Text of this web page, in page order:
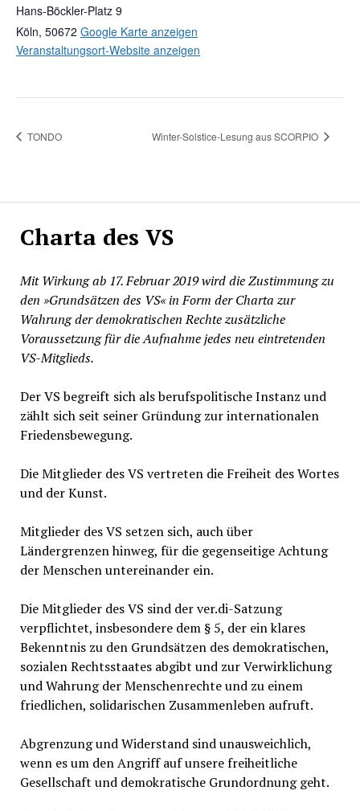
Charta des VS
Mit Wirkung ab 17. Februar 2019 wird die Zustimmung zu
den »Grundsätzen des VS« in Form der Charta zur
Wahrung der demokratischen Rechte zusätzliche
Voraussetzung für die Aufnahme jedes neu eintretenden
VS-Mitglieds.
Der VS begreift sich als berufspolitische Instanz und
zählt sich seit seiner Gründung zur internationalen
Friedensbewegung.
Die Mitglieder des VS vertreten die Freiheit des Wortes
und der Kunst.
Mitglieder des VS setzen sich, auch über
Ländergrenzen hinweg, für die gegenseitige Achtung
der Menschen untereinander ein.
Die Mitglieder des VS sind der ver.di-Satzung
verpflichtet, insbesondere dem § 5, der ein klares
Bekenntnis zu den Grundsätzen des demokratischen,
sozialen Rechtsstaates abgibt und zur Verwirklichung
und Wahrung der Menschenrechte und zu einem
friedlichen, solidarischen Zusammenleben aufruft.
Abgrenzung und Widerstand sind unausweichlich,
wenn es um den Angriff auf unsere freiheitliche
Gesellschaft und demokratische Grundordnung geht.
Hans-Böckler-Platz 9
Köln, 50672 Google Karte anzeigen
Veranstaltungsort-Website anzeigen
TONDO Winter-Solstice-Lesung aus SCORPIO